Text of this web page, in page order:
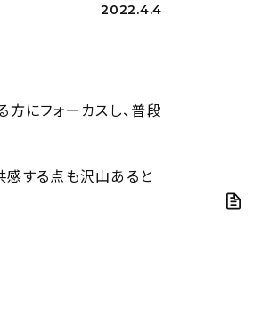
2022.4.4
方にフォーカスし、普段
感する点も沢山あると